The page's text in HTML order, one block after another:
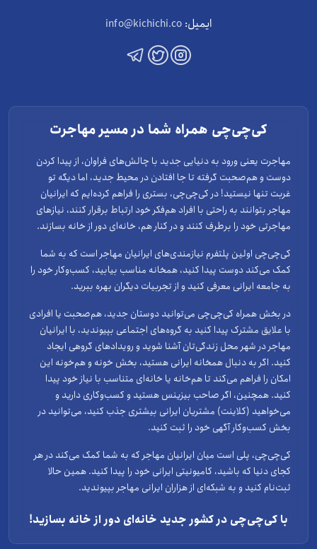
ایمیل: info@kichichi.co
کی‌چی‌چی همراه شما در مسیر مهاجرت
مهاجرت یعنی ورود به دنیایی جدید با چالش‌های فراوان، از پیدا کردن
دوست و هم‌صحبت گرفته تا جا افتادن در محیط جدید، اما دیگه تو
غربت تنها نیستید! در کی‌چی‌چی، بستری را فراهم کرده‌ایم که ایرانیان
مهاجر بتوانند به راحتی با افراد هم‌فکر خود ارتباط برقرار کنند، نیازهای
مهاجرتی خود را برطرف کنند و در کنار هم، خانه‌ای دور از خانه بسازند.
کی‌چی‌چی اولین پلتفرم نیازمندی‌های ایرانیان مهاجر است که به شما
کمک می‌کند دوست پیدا کنید، همخانه مناسب بیابید، کسب‌وکار خود را
به جامعه ایرانی معرفی کنید و از تجربیات دیگران بهره ببرید.
در بخش همراه کی‌چی‌چی می‌توانید دوستان جدید، هم‌صحبت یا افرادی
با علایق مشترک پیدا کنید به گروه‌های اجتماعی بپیوندید، با ایرانیان
مهاجر در شهر محل زندگی‌تان آشنا شوید و رویدادهای گروهی ایجاد
کنید. اگر به دنبال همخانه ایرانی هستید، بخش خونه و هم‌خونه این
امکان را فراهم می‌کند تا هم‌خانه یا خانه‌ای متناسب با نیاز خود پیدا
کنید. همچنین، اگر صاحب بیزینس هستید و کسب‌وکاری دارید و
می‌خواهید (کلاینت) مشتریان ایرانی بیشتری جذب کنید، می‌توانید در
بخش کسب‌وکار آگهی خود را ثبت کنید.
کی‌چی‌چی، پلی است میان ایرانیان مهاجر که به شما کمک می‌کند در هر
کجای دنیا که باشید، کامیونیتی ایرانی خود را پیدا کنید. همین حالا
ثبت‌نام کنید و به شبکه‌ای از هزاران ایرانی مهاجر بپیوندید.
با کی‌چی‌چی در کشور جدید خانه‌ای دور از خانه بسازید!